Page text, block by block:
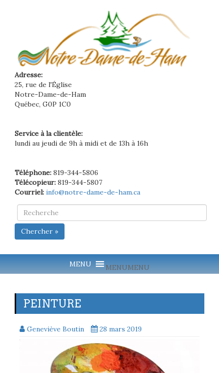
Adresse:
25, rue de l'Église
Notre-Dame-de-Ham
Québec, G0P 1C0
Service à la clientèle:
lundi au jeudi de 9h à midi et de 13h à 16h
Téléphone: 819-344-5806
Télécopieur: 819-344-5807
Courriel: info@notre-dame-de-ham.ca
Chercher »
MENUMENU
PEINTURE
Geneviève Boutin 28 mars 2019